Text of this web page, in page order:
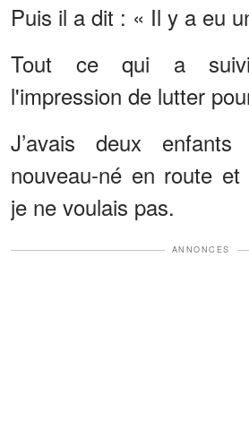
Puis il a dit : « Il y a eu
Tout ce qui a
l'impression de lutter
J’avais deux
nouveau-né en route
je ne voulais pas.
ANNONCES